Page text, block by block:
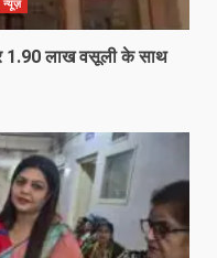
1.90 लाख वसूली के साथ